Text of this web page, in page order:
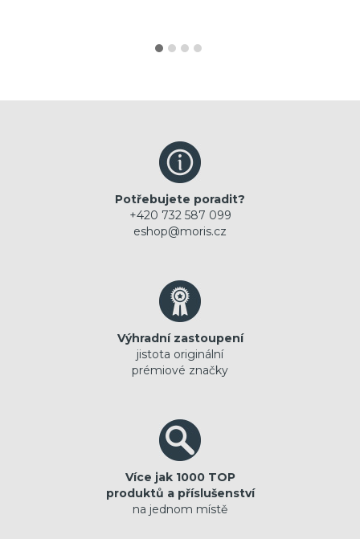
Potřebujete poradit?
+420 732 587 099
eshop@moris.cz
Výhradní zastoupení
jistota originální
prémiové značky
Více jak 1000 TOP
produktů a příslušenství
na jednom místě